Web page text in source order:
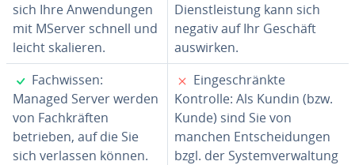
sich Ihre An­wen­dun­gen
mit MServer schnell und
leicht skalieren.
Dienst­leis­tung kann sich
negativ auf Ihr Geschäft
auswirken.
✓
Fach­wis­sen:
Managed Server werden
von Fach­kräf­ten
betrieben, auf die Sie
sich verlassen können.
✗
Ein­ge­schränk­te
Kontrolle: Als Kundin (bzw.
Kunde) sind Sie von
manchen Ent­schei­dun­gen
bzgl. der Sys­tem­ver­wal­tung